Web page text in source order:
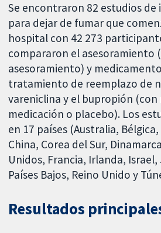
Se encontraron 82 estudios
para dejar de fumar que
hospital con 42 273
compararon el asesoramiento
asesoramiento) y
tratamiento de reemplazo de
vareniclina y el bupropión (con
medicación o placebo). Los
en 17 países (Australia,
China, Corea del Sur,
Unidos, Francia, Irlanda,
Países Bajos, Reino Unido y
Resultados